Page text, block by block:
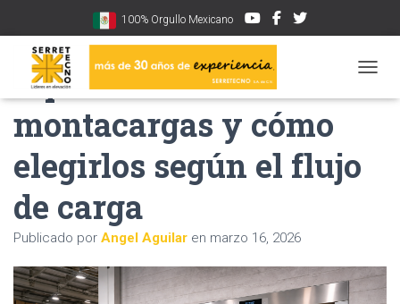
100% Orgullo Mexicano
Tipos de elevadores
montacargas y cómo
elegirlos según el flujo
de carga
Publicado por Angel Aguilar en marzo 16, 2026